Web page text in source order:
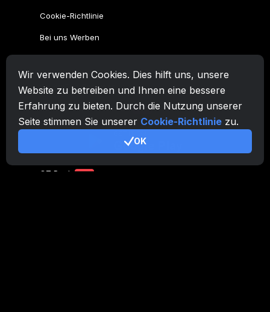
Wir verwenden Cookies. Dies hilft uns, unsere
Website zu betreiben und Ihnen eine bessere
Erfahrung zu bieten. Durch die Nutzung unserer
Seite stimmen Sie unserer Cookie-Richtlinie zu.
OK
Cookie-Richtlinie
Bei uns Werben
CryptoTabBrowser
CryptoTab für Android MAX
CryptoTabfür Android PRO
CryptoTabfür Android LITE
CT Pool